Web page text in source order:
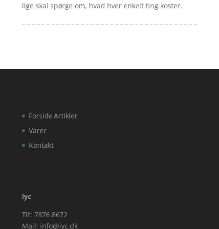
lige skal spørge om, hvad hver enkelt ting koster.
Forside
Varer
Kontakt
Artikler
iyc
Tlf: 7876 8672
Mail: info@iyc.dk